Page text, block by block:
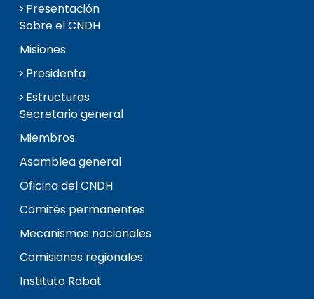
Presentación
Sobre el CNDH
Misiones
Presidenta
Estructuras
Secretario general
Miembros
Asamblea general
Oficina del CNDH
Comités permanentes
Mecanismos nacionales
Comisiones regionales
Instituto Rabat